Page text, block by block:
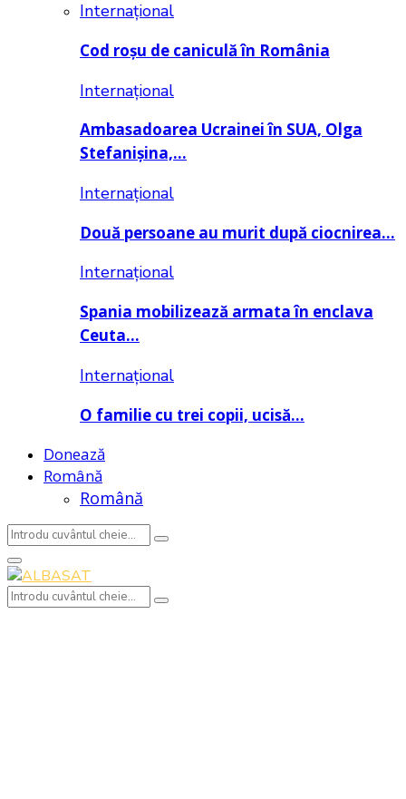
Internațional
Cod roșu de caniculă în România
Internațional
Ambasadoarea Ucrainei în SUA, Olga
Stefanișina,…
Internațional
Două persoane au murit după ciocnirea…
Internațional
Spania mobilizează armata în enclava
Ceuta…
Internațional
O familie cu trei copii, ucisă…
Donează
Română
Română
Search
for:
Search
Primary
Menu
Search
Search